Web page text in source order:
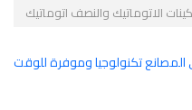
الاتوماتيك والنصف اتوماتيك
المصانع تكنولوجيا وموفرة للوقت